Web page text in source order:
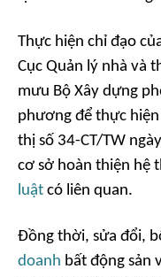
Thực hiện chỉ đạo
Cục Quản lý nhà và
mưu Bộ Xây dựng
phương để thực
thị số 34-CT/TW
cơ sở hoàn thiện hệ
luật có liên quan.
Đồng thời, sửa đổi,
doanh bất động sản